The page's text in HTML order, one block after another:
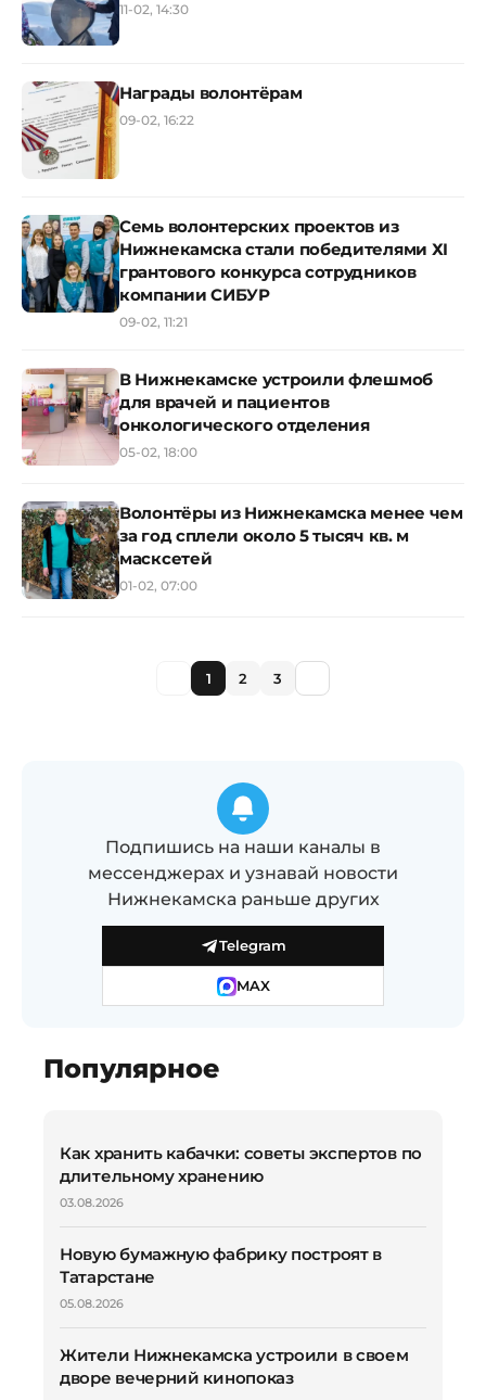
11-02, 14:30
Награды волонтёрам
09-02, 16:22
Семь волонтерских проектов из
Нижнекамска стали победителями ХI
грантового конкурса сотрудников
компании СИБУР
09-02, 11:21
В Нижнекамске устроили флешмоб
для врачей и пациентов
онкологического отделения
05-02, 18:00
Волонтёры из Нижнекамска менее чем
за год сплели около 5 тысяч кв. м
масксетей
01-02, 07:00
1 2 3
Подпишись на наши каналы в
мессенджерах и узнавай новости
Нижнекамска раньше других
Telegram
MAX
Популярное
Как хранить кабачки: советы экспертов по
длительному хранению
03.08.2026
Новую бумажную фабрику построят в
Татарстане
05.08.2026
Жители Нижнекамска устроили в своем
дворе вечерний кинопоказ